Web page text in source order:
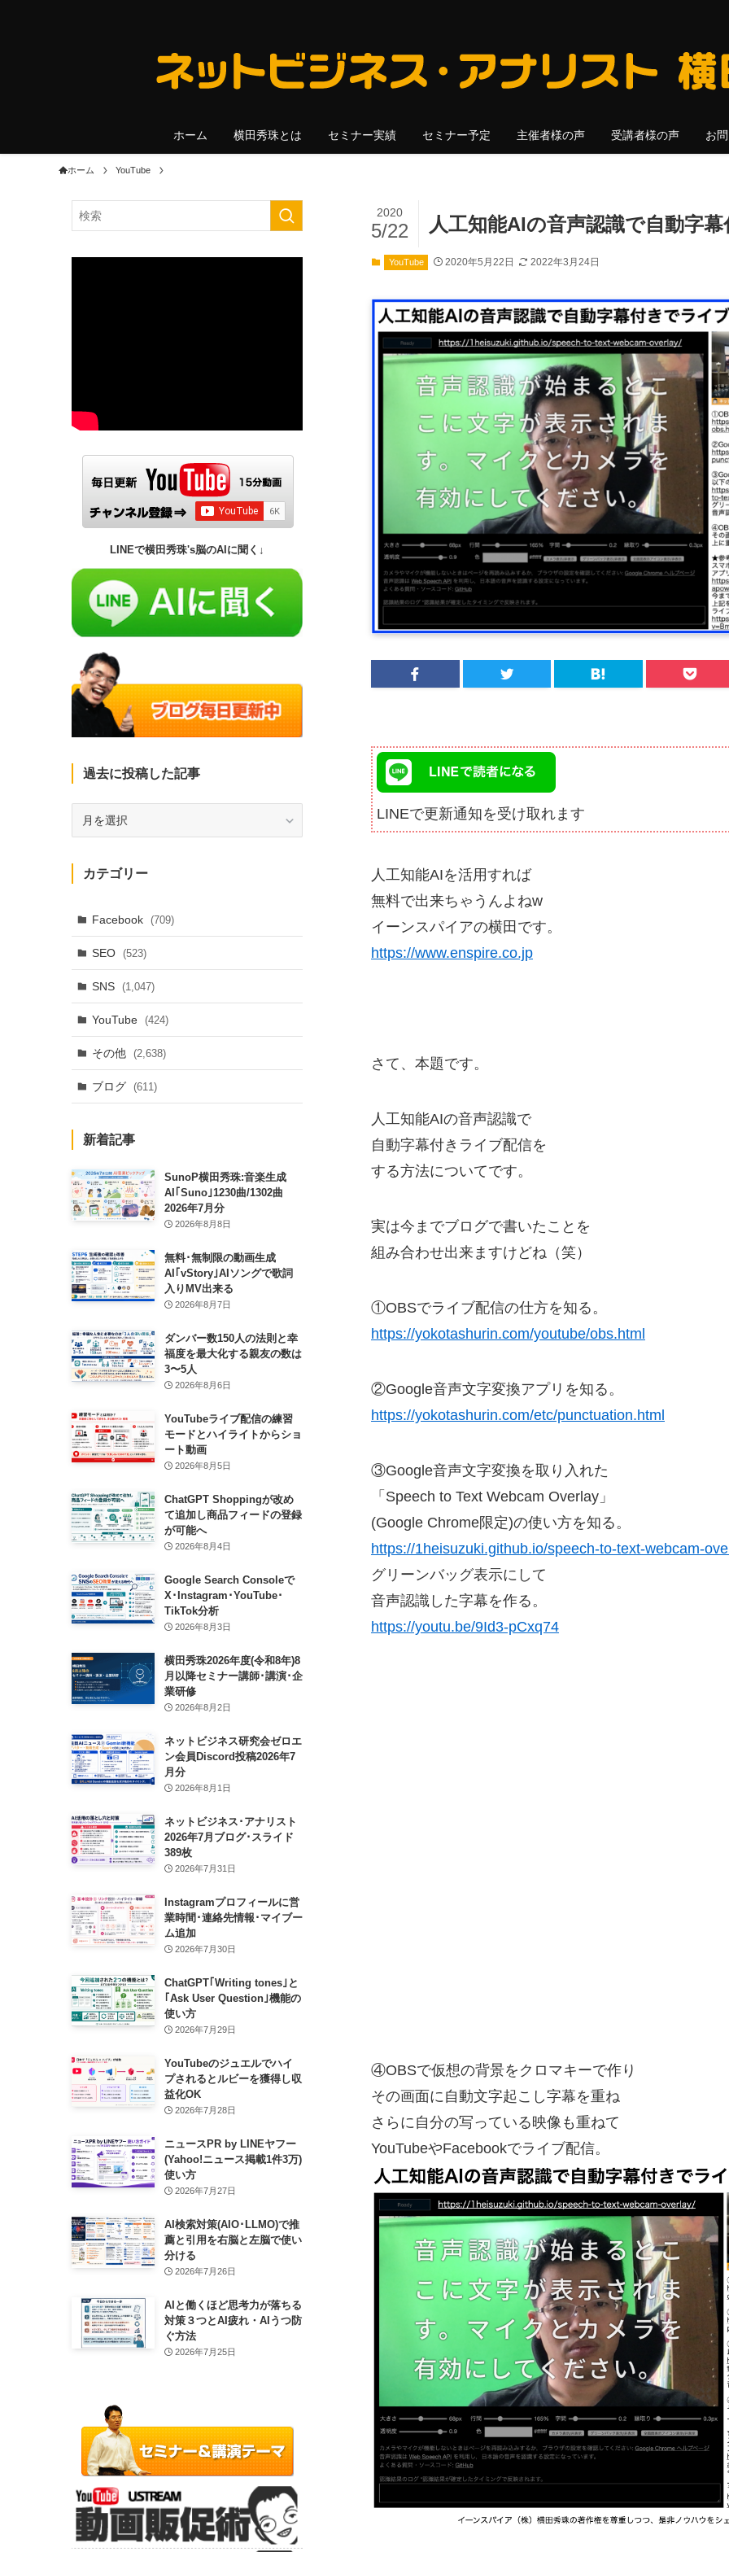
ホーム 横田秀珠とは セミナー実績 セミナー予定 主催者様の声 受講者様の声 お
ホーム YouTube
人工知能AIの音声認識で自動字
2020
5/22
YouTube 2020年5月22日 2022年3月24日
LINEで更新通知を受け取れます
人工知能AIを活用すれば
無料で出来ちゃうんよねw
イーンスパイアの横田です。
https://www.enspire.co.jp
さて、本題です。
人工知能AIの音声認識で
自動字幕付きライブ配信を
する方法についてです。
実は今までブログで書いたことを
組み合わせ出来ますけどね（笑）
①OBSでライブ配信の仕方を知る。
https://yokotashurin.com/youtube/obs.html
②Google音声文字変換アプリを知る。
https://yokotashurin.com/etc/punctuation.html
③Google音声文字変換を取り入れた
「Speech to Text Webcam Overlay」
(Google Chrome限定)の使い方を知る。
https://1heisuzuki.github.io/speech-to-text-webcam-
グリーンバッグ表示にして
音声認識した字幕を作る。
https://youtu.be/9Id3-pCxq74
④OBSで仮想の背景をクロマキーで作り
その画面に自動文字起こし字幕を重ね
さらに自分の写っている映像も重ねて
YouTubeやFacebookでライブ配信。
LINEで横田秀珠's脳のAIに聞く↓
過去に投稿した記事
投
稿
た
記
事
カテゴリー
Facebook (709)
SEO (523)
SNS (1,047)
YouTube (424)
その他 (2,638)
ブログ (611)
新着記事
SunoP横田秀珠:音楽生成
AI｢Suno｣1230曲/1302曲
2026年7月分
2026年8月8日
無料･無制限の動画生成
AI｢vStory｣AIソングで歌詞
入りMV出来る
2026年8月7日
ダンバー数150人の法則と幸
福度を最大化する親友の数は
3〜5人
2026年8月6日
YouTubeライブ配信の練習
モードとハイライトからショ
ート動画
2026年8月5日
ChatGPT Shoppingが改め
て追加し商品フィードの登録
が可能へ
2026年8月4日
Google Search Consoleで
X･Instagram･YouTube･
TikTok分析
2026年8月3日
横田秀珠2026年度(令和8年)8
月以降セミナー講師･講演･企
業研修
2026年8月2日
ネットビジネス研究会ゼロエ
ン会員Discord投稿2026年7
月分
2026年8月1日
ネットビジネス･アナリスト
2026年7月ブログ･スライド
389枚
2026年7月31日
Instagramプロフィールに営
業時間･連絡先情報･マイブー
ム追加
2026年7月30日
ChatGPT｢Writing tones｣と
｢Ask User Question｣機能の
使い方
2026年7月29日
YouTubeのジュエルでハイ
プされるとルビーを獲得し収
益化OK
2026年7月28日
ニュースPR by LINEヤフー
(Yahoo!ニュース掲載1件3万)
使い方
2026年7月27日
AI検索対策(AIO･LLMO)で推
薦と引用を右脳と左脳で使い
分ける
2026年7月26日
AIと働くほど思考力が落ちる
対策３つとAI疲れ・AIうつ防
ぐ方法
2026年7月25日